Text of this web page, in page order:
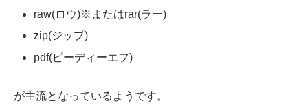
raw(ロウ)※またはrar(ラー)
zip(ジップ)
pdf(ピーディーエフ)
が主流となっているようです。